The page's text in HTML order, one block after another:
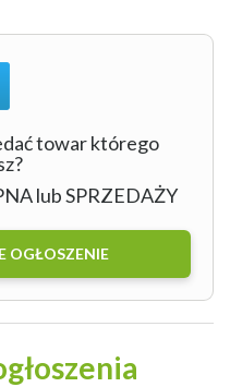
towar którego
lub SPRZEDAŻY
OGŁOSZENIE